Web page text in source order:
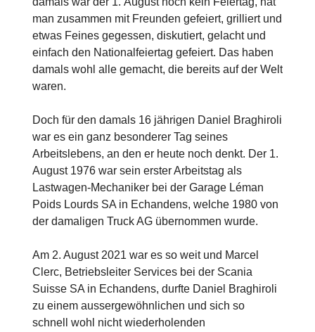
man zusammen mit Freunden gefeiert, grilliert und
etwas Feines gegessen, diskutiert, gelacht und
einfach den Nationalfeiertag gefeiert. Das haben
damals wohl alle gemacht, die bereits auf der Welt
waren.
Doch für den damals 16 jährigen Daniel Braghiroli
war es ein ganz besonderer Tag seines
Arbeitslebens, an den er heute noch denkt. Der 1.
August 1976 war sein erster Arbeitstag als
Lastwagen-Mechaniker bei der Garage Léman
Poids Lourds SA in Echandens, welche 1980 von
der damaligen Truck AG übernommen wurde.
Am 2. August 2021 war es so weit und Marcel
Clerc, Betriebsleiter Services bei der Scania
Suisse SA in Echandens, durfte Daniel Braghiroli
zu einem aussergewöhnlichen und sich so
schnell wohl nicht wiederholenden